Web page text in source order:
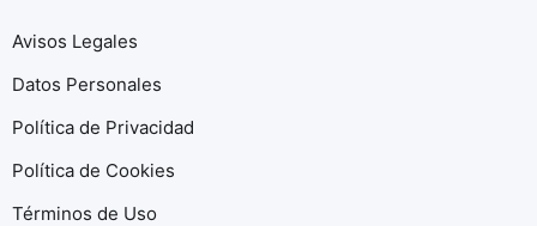
Avisos Legales
Datos Personales
Política de Privacidad
Política de Cookies
Términos de Uso